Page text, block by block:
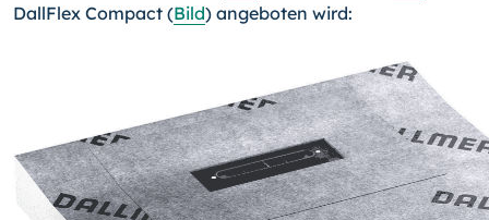
DallFlex Compact (Bild) angeboten wird: